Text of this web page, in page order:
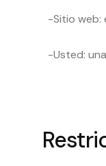
-Sitio web:
-Usted: